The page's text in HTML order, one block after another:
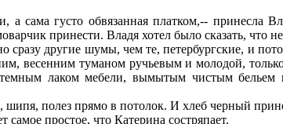
густо обвязанная платком,-- принесла
принести. Владя хотел было сказать, что
другие шумы, чем те, петербургские, и
весенним туманом ручьевым и молодой,
лаком мебели, вымытым чистым
полез прямо в потолок. И хлеб черный
простое, что Катерина состряпает.